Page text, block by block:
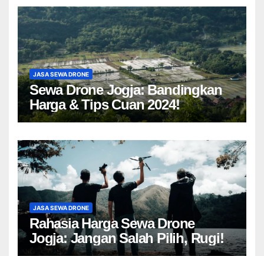
JASA SEWA DRONE
Sewa Drone Jogja: Bandingkan
Harga & Tips Cuan 2024!
JASA SEWA DRONE
Rahasia Harga Sewa Drone
Jogja: Jangan Salah Pilih, Rugi!